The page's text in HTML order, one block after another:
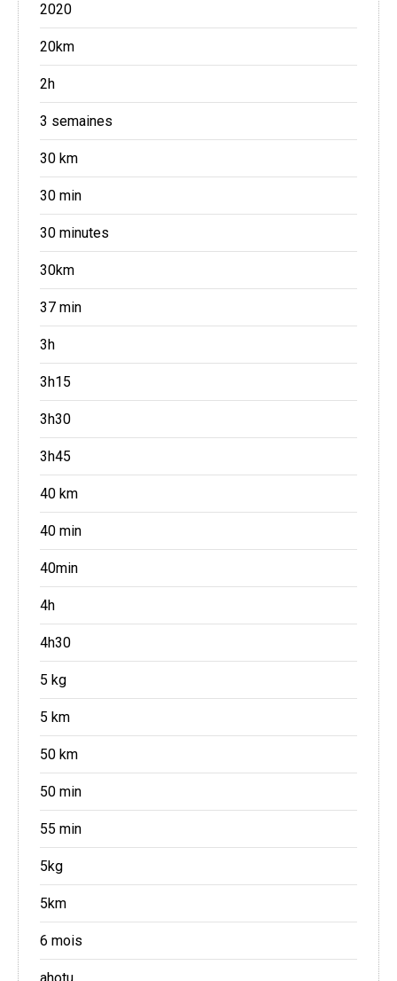
2020
20km
2h
3 semaines
30 km
30 min
30 minutes
30km
37 min
3h
3h15
3h30
3h45
40 km
40 min
40min
4h
4h30
5 kg
5 km
50 km
50 min
55 min
5kg
5km
6 mois